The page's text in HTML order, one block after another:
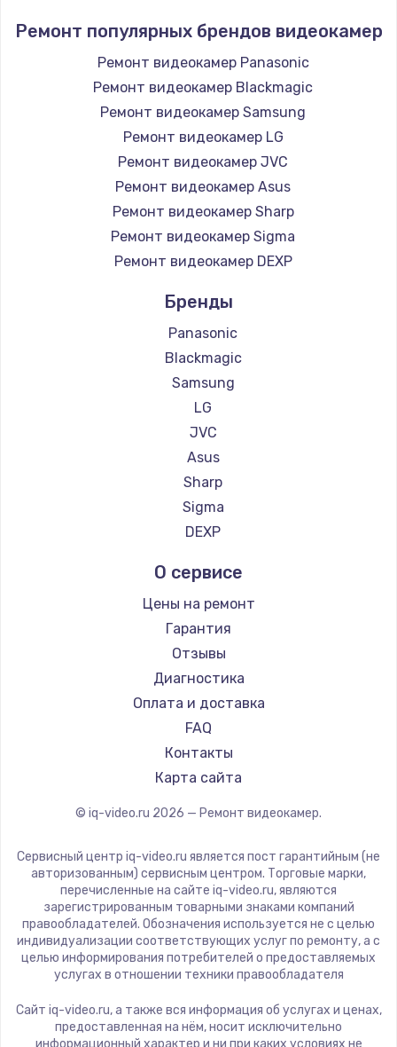
Ремонт популярных брендов видеокамер
Ремонт видеокамер Panasonic
Ремонт видеокамер Blackmagic
Ремонт видеокамер Samsung
Ремонт видеокамер LG
Ремонт видеокамер JVC
Ремонт видеокамер Asus
Ремонт видеокамер Sharp
Ремонт видеокамер Sigma
Ремонт видеокамер DEXP
Бренды
Panasonic
Blackmagic
Samsung
LG
JVC
Asus
Sharp
Sigma
DEXP
О сервисе
Цены на ремонт
Гарантия
Отзывы
Диагностика
Оплата и доставка
FAQ
Контакты
Карта сайта
© iq-video.ru 2026 — Ремонт видеокамер.
Сервисный центр iq-video.ru является пост гарантийным (не
авторизованным) сервисным центром. Торговые марки,
перечисленные на сайте iq-video.ru, являются
зарегистрированным товарными знаками компаний
правообладателей. Обозначения используется не с целью
индивидуализации соответствующих услуг по ремонту, а с
целью информирования потребителей о предоставляемых
услугах в отношении техники правообладателя
Сайт iq-video.ru, а также вся информация об услугах и ценах,
предоставленная на нём, носит исключительно
информационный характер и ни при каких условиях не